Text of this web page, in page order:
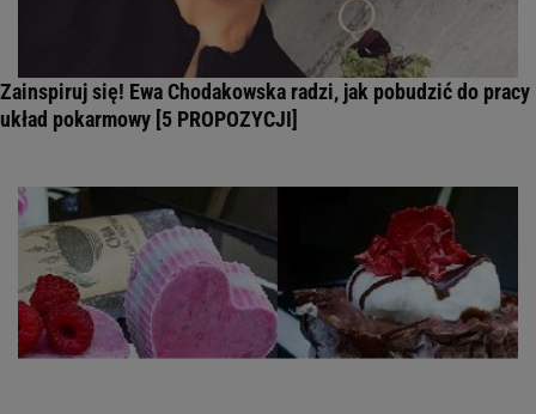
Zainspiruj się! Ewa Chodakowska radzi, jak pobudzić do pracy
układ pokarmowy [5 PROPOZYCJI]